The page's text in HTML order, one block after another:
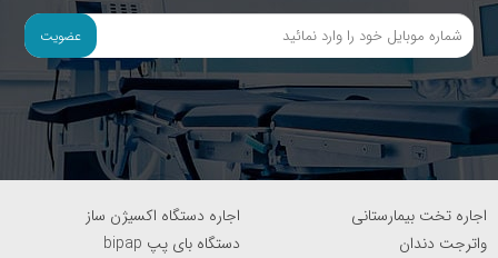
عضویت
اجاره تخت بیمارستانی
اجاره دستگاه اکسیژن ساز
واترجت دندان
دستگاه بای پپ bipap